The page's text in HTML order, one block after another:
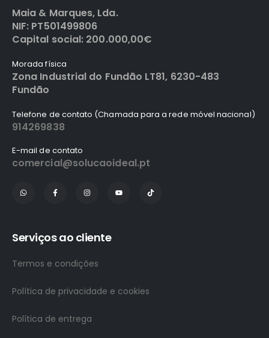
Maia & Marques, Lda.
NIF: PT501499806
Capital social: 200.000,00€
Morada física
Zona Industrial do Fundão LT81, 6230-483
Fundão
Telefone de contato (Chamada para a rede móvel nacional)
914269838
E-mail de contato
comercial@solucaoideal.pt
Serviços ao cliente
Termos e condições
Política de privacidade e cookies
Política de entrega